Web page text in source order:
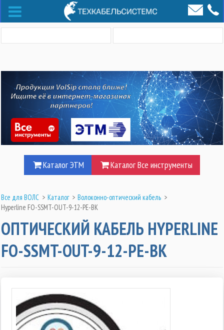
Каталог ЭТМ Каталог Все инструменты
Все для ВОЛС > Каталог > Волоконно-оптический кабель >
Hyperline FO-SSMT-OUT-9-12-PE-BK
ОПТИЧЕСКИЙ КАБЕЛЬ HYPERLINE
FO-SSMT-OUT-9-12-PE-BK